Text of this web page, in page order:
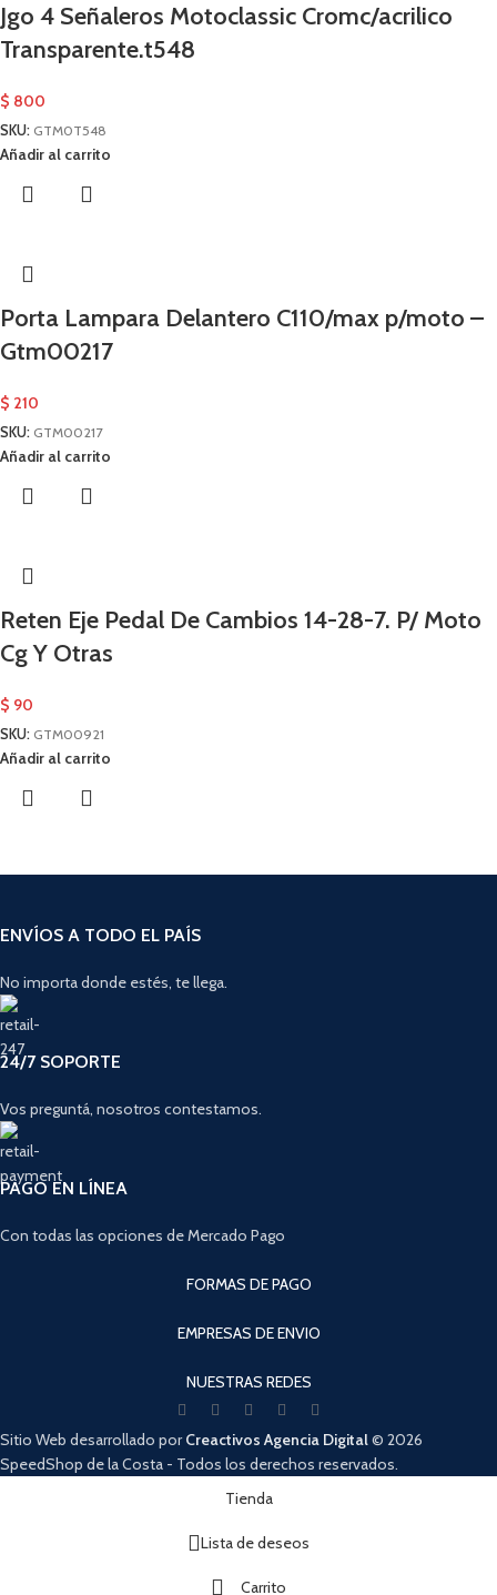
Jgo 4 Señaleros Motoclassic Cromc/acrilico
Transparente.t548
$ 800
SKU: GTM0T548
Añadir al carrito
Porta Lampara Delantero C110/max p/moto –
Gtm00217
$ 210
SKU: GTM00217
Añadir al carrito
Reten Eje Pedal De Cambios 14-28-7. P/ Moto
Cg Y Otras
$ 90
SKU: GTM00921
Añadir al carrito
ENVÍOS A TODO EL PAÍS
No importa donde estés, te llega.
24/7 SOPORTE
Vos preguntá, nosotros contestamos.
PAGO EN LÍNEA
Con todas las opciones de Mercado Pago
FORMAS DE PAGO
EMPRESAS DE ENVIO
NUESTRAS REDES
Sitio Web desarrollado porCreactivos Agencia Digital© 2026
SpeedShop de la Costa - Todos los derechos reservados.
Cuando hay resultados autocompletados, puedes utilizar las flechas
Tienda
Lista de deseos
Carrito